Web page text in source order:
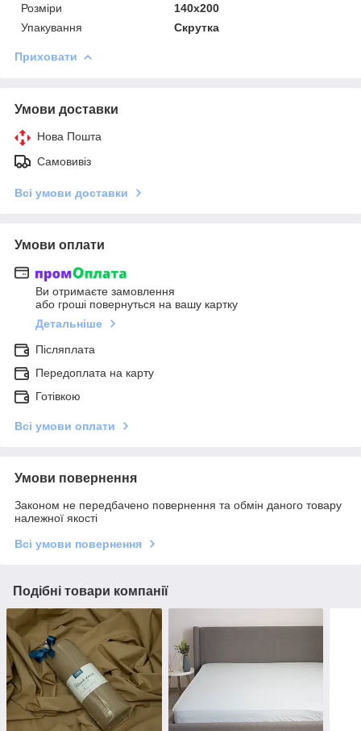
Розміри
140x200
Упакування
Скрутка
Приховати
Умови доставки
Нова Пошта
Самовивіз
Всі умови доставки
Умови оплати
Ви отримаєте замовлення
або гроші повернуться на вашу картку
Детальніше
Післяплата
Передоплата на карту
Готівкою
Всі умови оплати
Умови повернення
Законом не передбачено повернення та обмін даного товару
належної якості
Всі умови повернення
Подібні товари компанії